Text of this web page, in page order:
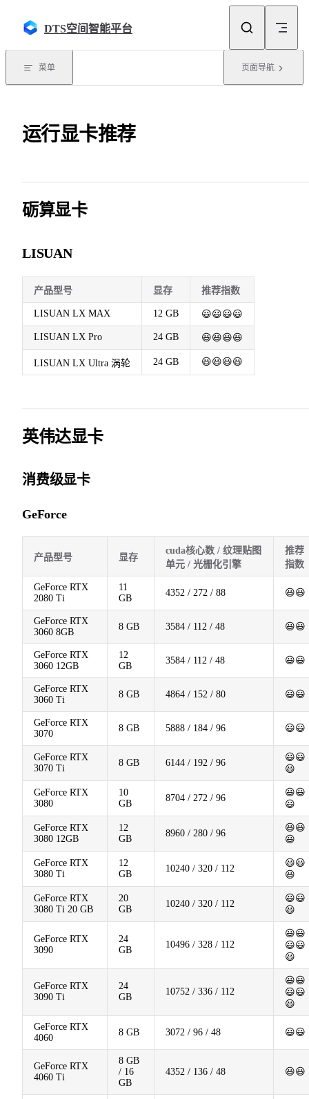
DTS空间智能平台
菜单 页面导航
运行显卡推荐
砺算显卡
LISUAN
产品型号 显存 推荐指数
LISUAN LX MAX 12 GB 😃😃😃😃
LISUAN LX Pro 24 GB 😃😃😃😃
LISUAN LX Ultra 涡轮 24 GB 😃😃😃😃
英伟达显卡
消费级显卡
GeForce
产品型号 显存
cuda核心数 / 纹理贴图
单元 / 光栅化引擎
推荐
指数
GeForce RTX
2080 Ti
11
GB
4352 / 272 / 88 😃😃
GeForce RTX
3060 8GB
8 GB 3584 / 112 / 48 😃😃
GeForce RTX
3060 12GB
12
GB
3584 / 112 / 48 😃😃
GeForce RTX
3060 Ti
8 GB 4864 / 152 / 80 😃😃
GeForce RTX
3070
8 GB 5888 / 184 / 96 😃😃
GeForce RTX
3070 Ti
8 GB 6144 / 192 / 96
😃😃
😃
GeForce RTX
3080
10
GB
8704 / 272 / 96
😃😃
😃
GeForce RTX
3080 12GB
12
GB
8960 / 280 / 96
😃😃
😃
GeForce RTX
3080 Ti
12
GB
10240 / 320 / 112
😃😃
😃
GeForce RTX
3080 Ti 20 GB
20
GB
10240 / 320 / 112
😃😃
😃
GeForce RTX
3090
24
GB
10496 / 328 / 112
😃😃
😃😃
😃
GeForce RTX
3090 Ti
24
GB
10752 / 336 / 112
😃😃
😃😃
😃
GeForce RTX
4060
8 GB 3072 / 96 / 48 😃😃
GeForce RTX
4060 Ti
8 GB
/ 16
GB
4352 / 136 / 48 😃😃